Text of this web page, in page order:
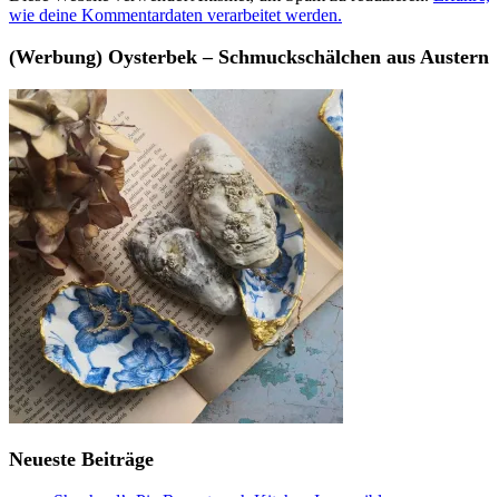
wie deine Kommentardaten verarbeitet werden.
(Werbung) Oysterbek – Schmuckschälchen aus Austern
Neueste Beiträge